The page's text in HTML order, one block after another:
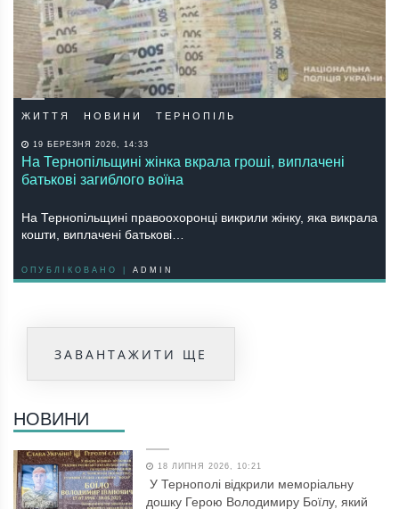
ЖИТТЯ НОВИНИ ТЕРНОПІЛЬ
19 БЕРЕЗНЯ 2026, 14:33
На Тернопільщині жінка вкрала гроші, виплачені
батькові загиблого воїна
На Тернопільщині правоохоронці викрили жінку, яка викрала
кошти, виплачені батькові…
ОПУБЛІКОВАНО | ADMIN
ЗАВАНТАЖИТИ ЩЕ
НОВИНИ
18 ЛИПНЯ 2026, 10:21
У Тернополі відкрили меморіальну
дошку Герою Володимиру Боїлу, який